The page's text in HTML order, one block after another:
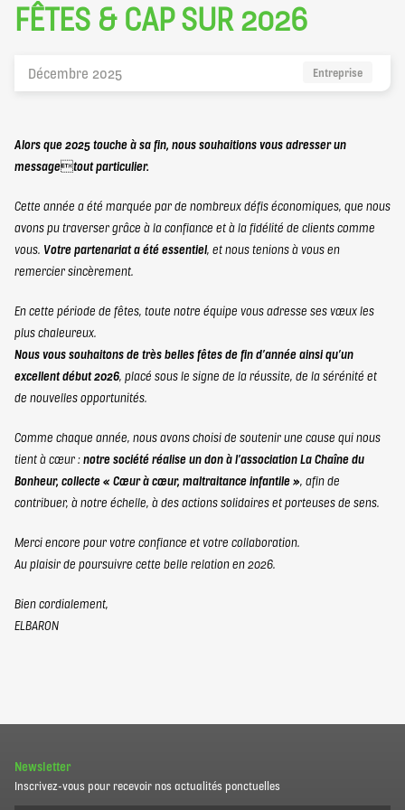
elbaron@elbaron.ch
FÊTES & CAP SUR 2026
Décembre 2025 Entreprise
Alors que 2025 touche à sa fin, nous souhaitions vous adresser un
messagetout particulier.
Cette année a été marquée par de nombreux défis économiques, que nous
avons pu traverser grâce à la confiance et à la fidélité de clients comme
vous. Votre partenariat a été essentiel, et nous tenions à vous en
remercier sincèrement.
En cette période de fêtes, toute notre équipe vous adresse ses vœux les
plus chaleureux.
Nous vous souhaitons de très belles fêtes de fin d’année ainsi qu’un
excellent début 2026, placé sous le signe de la réussite, de la sérénité et
de nouvelles opportunités.
Comme chaque année, nous avons choisi de soutenir une cause qui nous
tient à cœur :notre société réalise un don à l’association La Chaîne du
Bonheur, collecte « Cœur à cœur, maltraitance infantile », afin de
contribuer, à notre échelle, à des actions solidaires et porteuses de sens.
Merci encore pour votre confiance et votre collaboration.
Au plaisir de poursuivre cette belle relation en 2026.
Bien cordialement,
ELBARON
Newsletter
Inscrivez-vous pour recevoir nos actualités ponctuelles